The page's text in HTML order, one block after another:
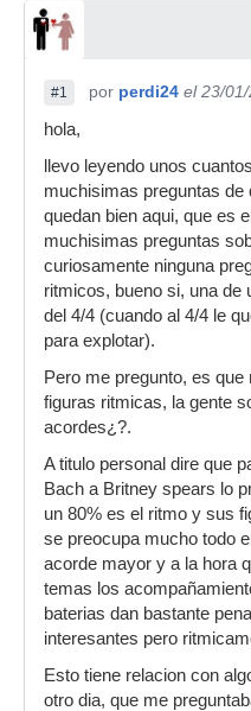
#1 por perdi24 el 23/
hola,
llevo leyendo unos
muchisimas preguntas de
quedan bien aqui, que es
muchisimas preguntas
curiosamente ninguna
ritmicos, bueno si, una de
del 4/4 (cuando al 4/4 le
para explotar).
Pero me pregunto, es
figuras ritmicas, la gente
acordes¿?.
A titulo personal dire que
Bach a Britney spears lo
un 80% es el ritmo y sus
se preocupa mucho todo
acorde mayor y a la hora
temas los
baterias dan bastante
interesantes pero
Esto tiene relacion con
otro dia, que me